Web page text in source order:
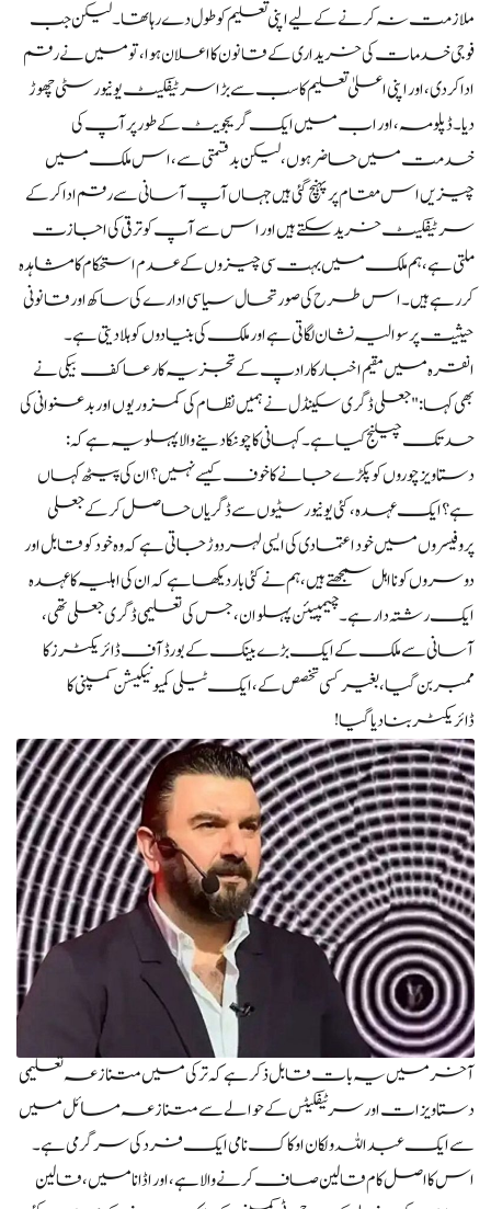
ملازمت نہ کرنے کے لیے اپنی تعلیم کو طول دے رہا تھا۔ لیکن جب
فوجی خدمات کی خریداری کے قانون کا اعلان ہوا، تو میں نے رقم
ادا کر دی، اور اپنی اعلیٰ تعلیم کا سب سے بڑا سرٹیفکیٹ یونیورسٹی چھوڑ
دیا۔ ڈپلومہ، اور اب میں ایک گریجویٹ کے طور پر آپ کی
خدمت میں حاضر ہوں، لیکن بدقسمتی سے، اس ملک میں
چیزیں اس مقام پر پہنچ گئی ہیں جہاں آپ آسانی سے رقم ادا کر کے
سرٹیفکیٹ خرید سکتے ہیں اور اس سے آپ کو ترقی کی اجازت
ملتی ہے، ہم ملک میں بہت سی چیزوں کے عدم استحکام کا مشاہدہ
کر رہے ہیں۔ اس طرح کی صورتحال سیاسی ادارے کی ساکھ اور قانونی
حیثیت پر سوالیہ نشان لگاتی ہے اور ملک کی بنیادوں کو ہلا دیتی ہے۔
انقرہ میں مقیم اخبار کارادپ کے تجزیہ کار عاکف بیکی نے
بھی کہا: "جعلی ڈگری سکینڈل نے ہمیں نظام کی کمزوریوں اور بدعنوانی کی
حد تک چیلنج کیا ہے۔ کہانی کا چونکا دینے والا پہلو یہ ہے کہ:
دستاویز چوروں کو پکڑے جانے کا خوف کیسے نہیں؟ ان کی پیٹھ کہاں
ہے؟ ایک عہدہ، کئی یونیورسٹیوں سے ڈگریاں حاصل کر کے جعلی
پروفیسروں میں خود اعتمادی کی ایسی لہر دوڑ جاتی ہے کہ وہ خود کو قابل اور
دوسروں کو نااہل سمجھتے ہیں، ہم نے کئی بار دیکھا ہے کہ ان کی اہلیہ کا عہدہ
ایک رشتہ دار ہے۔ چیمپیئن پہلوان، جس کی تعلیمی ڈگری جعلی تھی،
آسانی سے ملک کے ایک بڑے بینک کے بورڈ آف ڈائریکٹرز کا
ممبر بن گیا، بغیر کسی تخصص کے، ایک ٹیلی کمیونیکیشن کمپنی کا
ڈائریکٹر بنا دیا گیا!
آخر میں یہ بات قابل ذکر ہے کہ ترکی میں متنازعہ تعلیمی
دستاویزات اور سرٹیفکیٹس کے حوالے سے متنازعہ مسائل میں
سے ایک عبداللہ ولکان اوکاک نامی ایک فرد کی سرگرمی ہے۔
اس کا اصل کام قالین صاف کرنے والا ہے، اور اڈانا میں، قالین